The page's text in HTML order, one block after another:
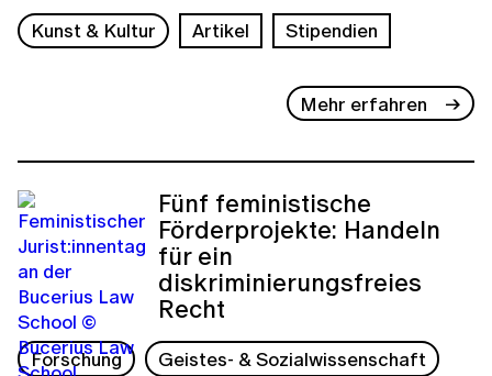
Kunst & Kultur Artikel Stipendien
Mehr erfahren
Fünf feministische
Förderprojekte: Handeln
für ein
diskriminierungsfreies
Recht
Forschung
Geistes- & Sozialwissenschaft